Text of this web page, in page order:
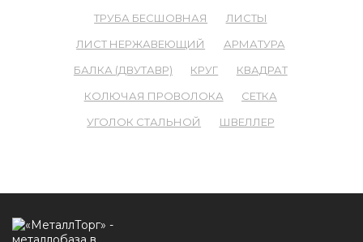
ТРУБА БЕСШОВНАЯ
ЛИСТЫ
ЛИСТ НЕРЖАВЕЮЩИЙ
АРМАТУРА
БАЛКА (ДВУТАВР)
КРУГ
КВАДРАТ
КОЛЮЧАЯ ПРОВОЛОКА
СЕТКА
УГОЛОК СТАЛЬНОЙ
ШВЕЛЛЕР